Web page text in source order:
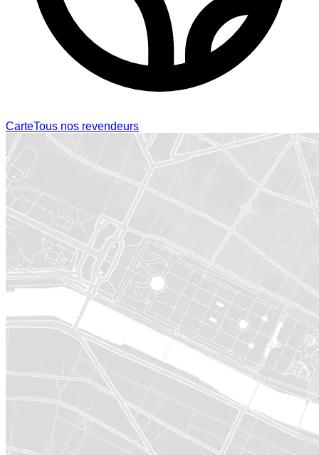
CarteTous nos revendeurs